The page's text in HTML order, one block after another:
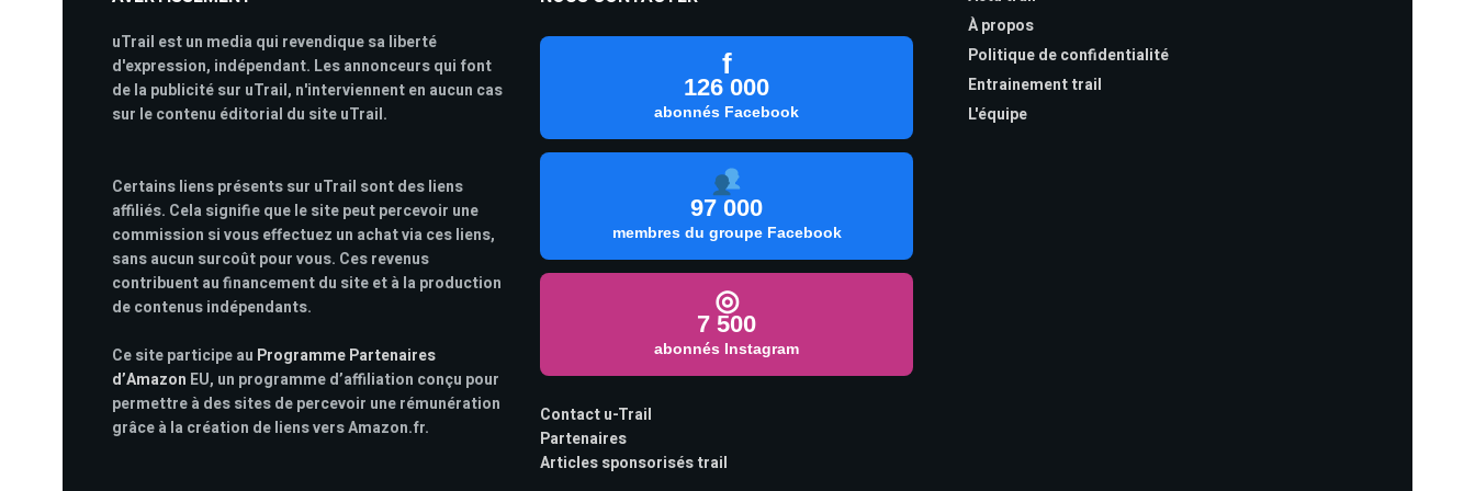
uTrail est un media qui revendique sa liberté
d'expression, indépendant. Les annonceurs qui font
de la publicité sur uTrail, n'interviennent en aucun cas
sur le contenu éditorial du site uTrail.
Certains liens présents sur uTrail sont des liens
affiliés. Cela signifie que le site peut percevoir une
commission si vous effectuez un achat via ces liens,
sans aucun surcoût pour vous. Ces revenus
contribuent au financement du site et à la production
de contenus indépendants.
Ce site participe au Programme Partenaires
d’Amazon EU, un programme d’affiliation conçu pour
permettre à des sites de percevoir une rémunération
grâce à la création de liens vers Amazon.fr.
f
126 000
abonnés Facebook
97 000
membres du groupe Facebook
◎
7 500
abonnés Instagram
Contact u-Trail
Partenaires
Articles sponsorisés trail
À propos
Politique de confidentialité
Entrainement trail
L'équipe